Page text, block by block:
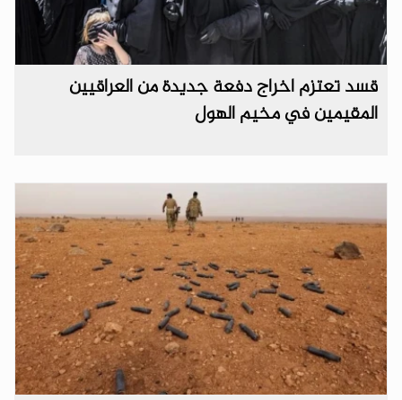
قسد تعتزم اخراج دفعة جديدة من العراقيين
المقيمين في مخيم الهول